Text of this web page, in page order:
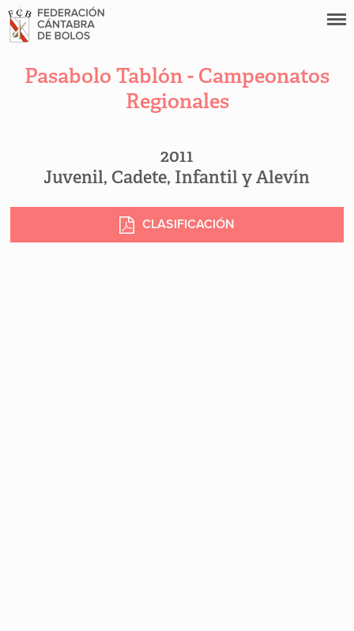
Pasabolo Tablón - Campeonatos
Regionales
2011
Juvenil, Cadete, Infantil y Alevín
CLASIFICACIÓN